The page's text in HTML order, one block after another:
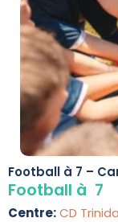
Football à 7 –
Football à 7
Centre:CD